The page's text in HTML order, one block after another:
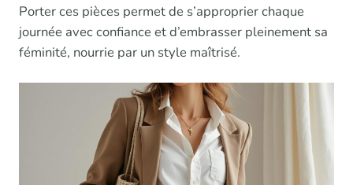
Porter ces pièces permet de s’approprier chaque
journée avec confiance et d’embrasser pleinement sa
féminité, nourrie par un style maîtrisé.